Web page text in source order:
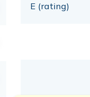
E (rating)